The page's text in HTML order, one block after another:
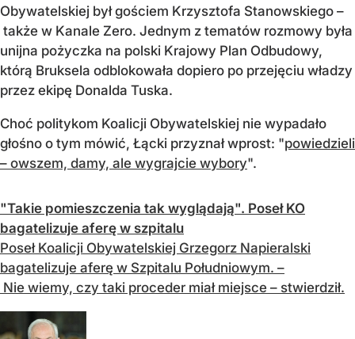
Obywatelskiej był gościem Krzysztofa Stanowskiego –
także w Kanale Zero. Jednym z tematów rozmowy była
unijna pożyczka na polski Krajowy Plan Odbudowy,
którą Bruksela odblokowała dopiero po przejęciu władzy
przez ekipę Donalda Tuska.
Choć politykom Koalicji Obywatelskiej nie wypadało
głośno o tym mówić, Łącki przyznał wprost: "powiedzieli
– owszem, damy, ale wygrajcie wybory".
"Takie pomieszczenia tak wyglądają". Poseł KO
bagatelizuje aferę w szpitalu
Poseł Koalicji Obywatelskiej Grzegorz Napieralski
bagatelizuje aferę w Szpitalu Południowym. –
Nie wiemy, czy taki proceder miał miejsce – stwierdził.